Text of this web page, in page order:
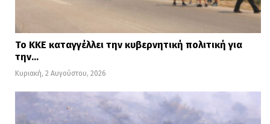
Το ΚΚΕ καταγγέλλει την κυβερνητική πολιτική για
την…
Κυριακή, 2 Αυγούστου, 2026